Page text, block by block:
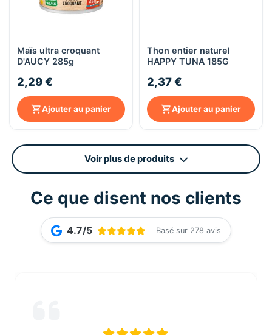
Maïs ultra croquant
D'AUCY 285g
2,29 €
Ajouter au panier
Thon entier naturel
HAPPY TUNA 185G
2,37 €
Ajouter au panier
Voir plus de produits
Ce que disent nos clients
4.7/5 Basé sur 278 avis